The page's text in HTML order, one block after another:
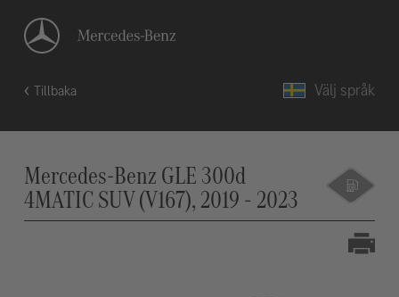
Tillbaka Välj språk
Mercedes-Benz GLE 300d
4MATIC SUV (V167), 2019 - 2023